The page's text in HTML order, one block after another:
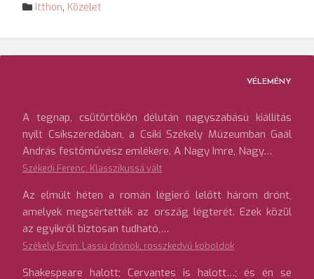
Itthon, Közélet
VÉLEMÉNY
A tegnap, csütörtökön délután nagyszabású kiállítás
nyílt Csíkszeredában, a Csíki Székely Múzeumban Gaál
András festőművész emlékére. A Nagy Imre, Nagy…
Székedi Ferenc: Klasszikussá vált
Az elmúlt héten a román légierő lelőtt három drónt,
amelyek megsértették az ország légterét. Ezek közül
az egyikről biztosan tudható,…
Székely Ervin: Lassú drónok, rosszkedvű koboldok
Shakespeare halott; Cervantes is halott…; és én se